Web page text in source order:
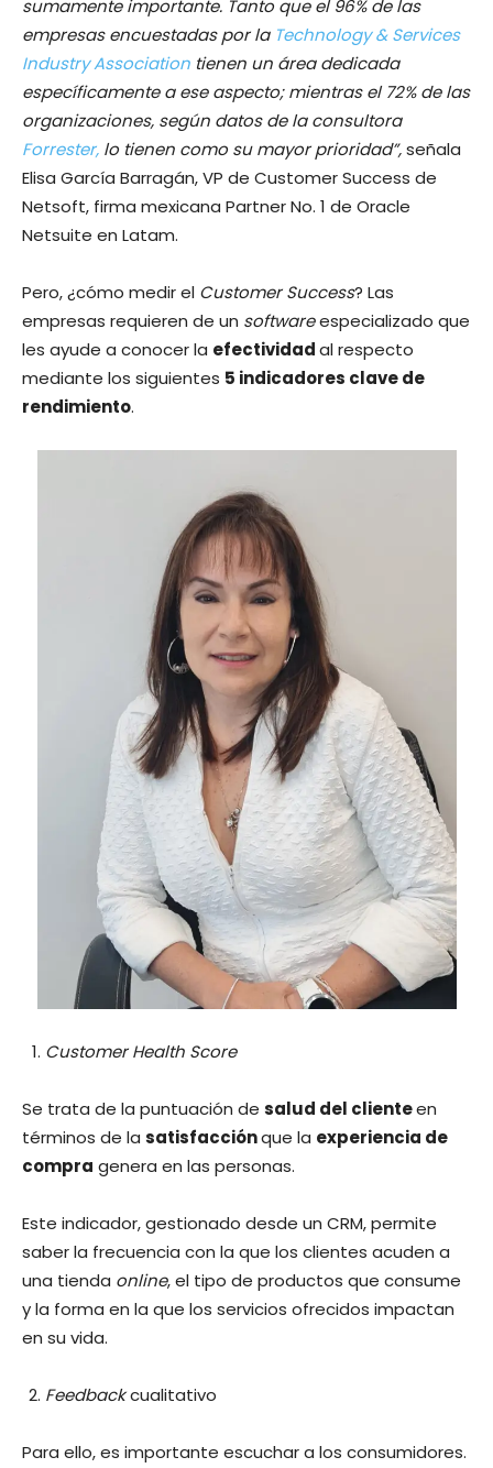
sumamente importante. Tanto que el 96% de las
empresas encuestadas por la Technology & Services
Industry Association tienen un área dedicada
específicamente a ese aspecto; mientras el 72% de las
organizaciones, según datos de la consultora
Forrester, lo tienen como su mayor prioridad”,señala
Elisa García Barragán, VP de Customer Success de
Netsoft, firma mexicana Partner No. 1 de Oracle
Netsuite en Latam.
Pero, ¿cómo medir el Customer Success? Las
empresas requieren de un softwareespecializado que
les ayude a conocer la efectividadal respecto
mediante los siguientes 5 indicadores clave de
rendimiento.
Customer Health Score
Se trata de la puntuación de salud del clienteen
términos de la satisfacciónque la experiencia de
compra genera en las personas.
Este indicador, gestionado desde un CRM, permite
saber la frecuencia con la que los clientes acuden a
una tienda online, el tipo de productos que consume
y la forma en la que los servicios ofrecidos impactan
en su vida.
Feedbackcualitativo
Para ello, es importante escuchar a los consumidores.